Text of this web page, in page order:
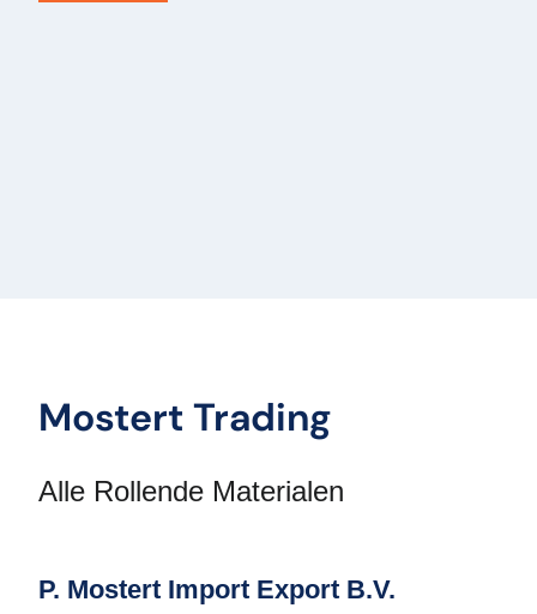
Mostert Trading
Alle Rollende Materialen
P. Mostert Import Export B.V.